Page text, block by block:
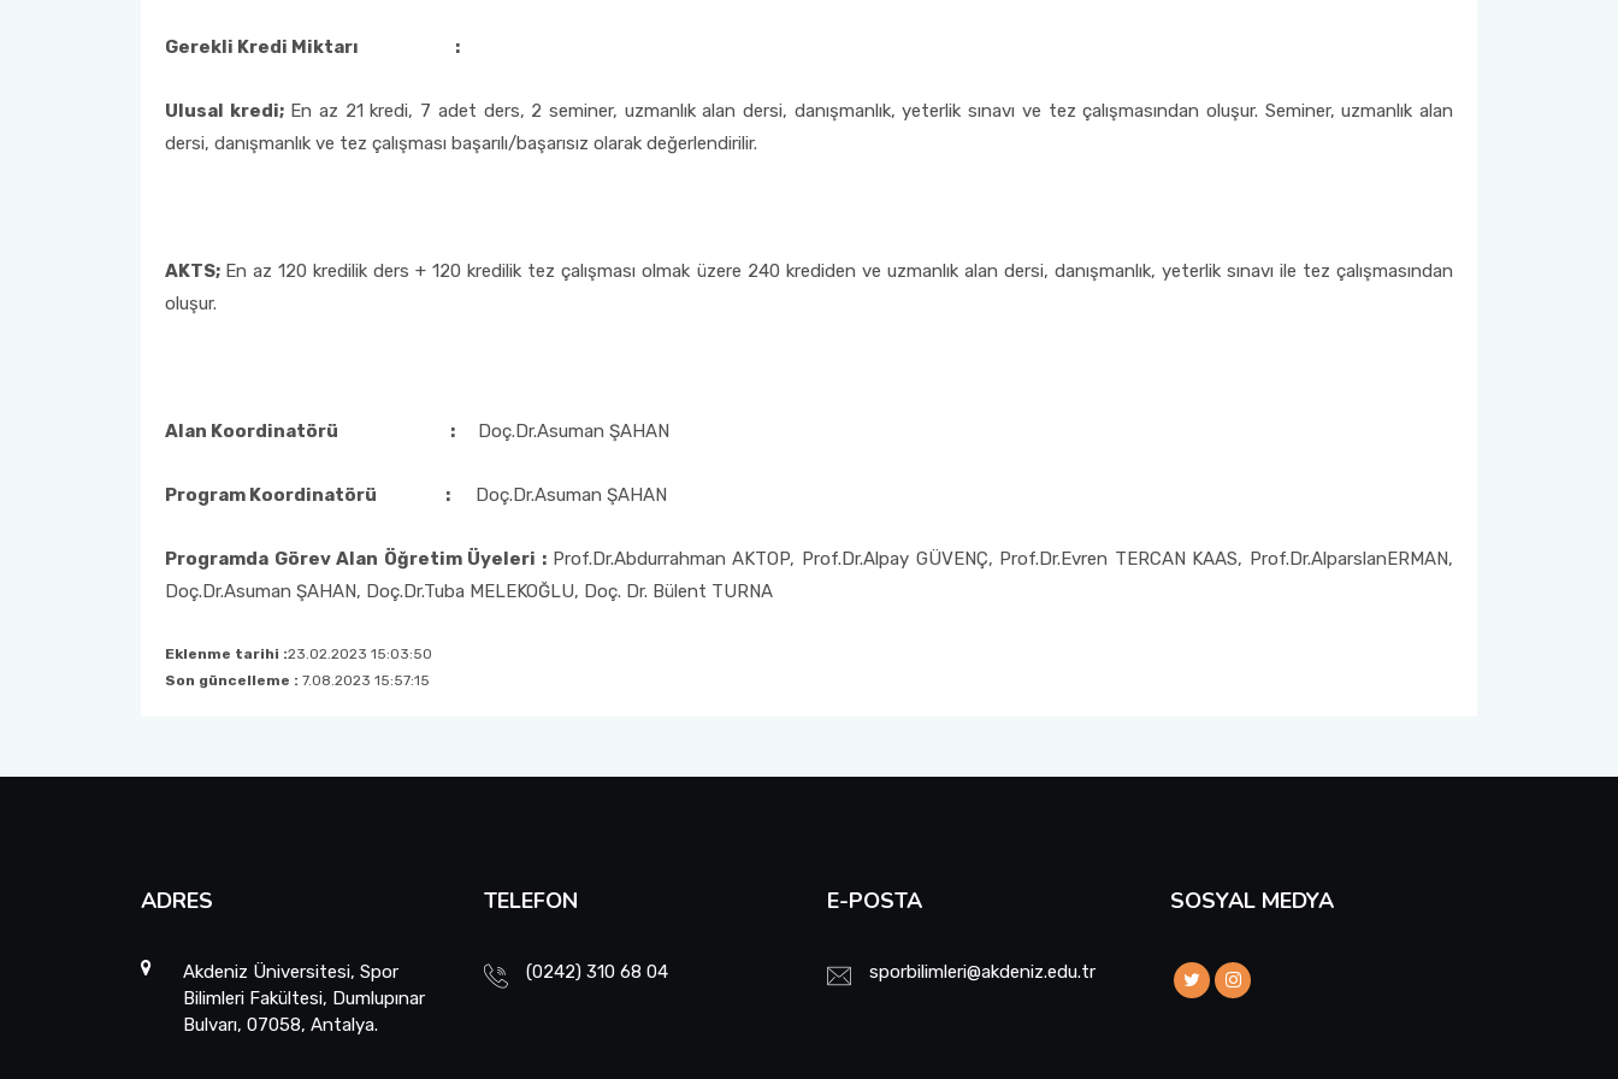
Gerekli Kredi Miktarı :
Ulusal kredi;En az 21 kredi, 7 adet ders, 2 seminer, uzmanlık alan dersi, danışmanlık, yeterlik sınavı ve tez çalışmasından oluşur. Seminer, uzmanlık alan
dersi, danışmanlık ve tez çalışması başarılı/başarısız olarak değerlendirilir.
AKTS; En az 120 kredilik ders + 120 kredilik tez çalışması olmak üzere 240 krediden ve uzmanlık alan dersi, danışmanlık, yeterlik sınavı ile tez çalışmasından
oluşur.
Alan Koordinatörü : Doç.Dr.Asuman ŞAHAN
Program Koordinatörü : Doç.Dr.Asuman ŞAHAN
Programda Görev Alan Öğretim Üyeleri : Prof.Dr.Abdurrahman AKTOP, Prof.Dr.Alpay GÜVENÇ, Prof.Dr.Evren TERCAN KAAS, Prof.Dr.AlparslanERMAN,
Doç.Dr.Asuman ŞAHAN, Doç.Dr.Tuba MELEKOĞLU, Doç. Dr. Bülent TURNA
Eklenme tarihi :23.02.2023 15:03:50
Son güncelleme : 7.08.2023 15:57:15
ADRES
Akdeniz Üniversitesi, Spor
Bilimleri Fakültesi, Dumlupınar
Bulvarı, 07058, Antalya.
TELEFON
(0242) 310 68 04
E-POSTA
sporbilimleri@akdeniz.edu.tr
SOSYAL MEDYA